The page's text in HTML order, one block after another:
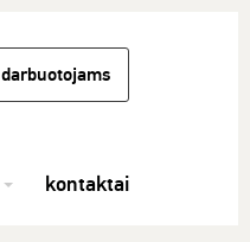
darbuotojams
kontaktai